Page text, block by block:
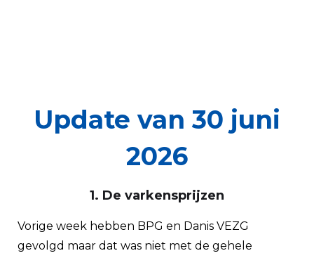
Update van 30 juni
2026
1. De varkensprijzen
Vorige week hebben BPG en Danis VEZG
gevolgd maar dat was niet met de gehele